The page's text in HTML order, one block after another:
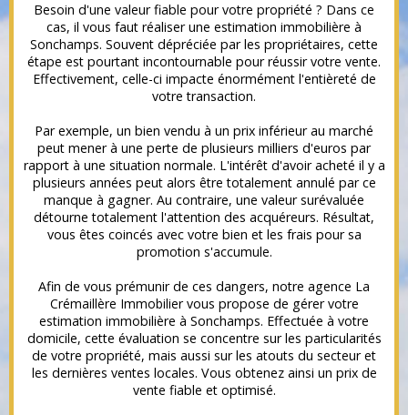
Besoin d'une valeur fiable pour votre propriété ? Dans ce
cas, il vous faut réaliser une estimation immobilière à
Sonchamps. Souvent dépréciée par les propriétaires, cette
étape est pourtant incontournable pour réussir votre vente.
Effectivement, celle-ci impacte énormément l'entièreté de
votre transaction.
Par exemple, un bien vendu à un prix inférieur au marché
peut mener à une perte de plusieurs milliers d'euros par
rapport à une situation normale. L'intérêt d'avoir acheté il y a
plusieurs années peut alors être totalement annulé par ce
manque à gagner. Au contraire, une valeur surévaluée
détourne totalement l'attention des acquéreurs. Résultat,
vous êtes coincés avec votre bien et les frais pour sa
promotion s'accumule.
Afin de vous prémunir de ces dangers, notre agence La
Crémaillère Immobiliervous propose de gérer votre
estimation immobilière à Sonchamps. Effectuée à votre
domicile, cette évaluation se concentre sur les particularités
de votre propriété, mais aussi sur les atouts du secteur et
les dernières ventes locales. Vous obtenez ainsi un prix de
vente fiable et optimisé.